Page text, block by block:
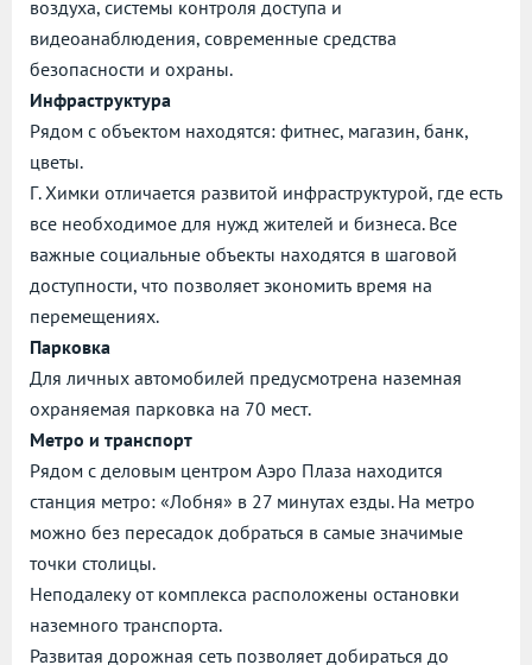
воздуха, системы контроля доступа и
видеоанаблюдения, современные средства
безопасности и охраны.
Инфраструктура
Рядом с объектом находятся: фитнес, магазин, банк,
цветы.
Г. Химки отличается развитой инфраструктурой, где есть
все необходимое для нужд жителей и бизнеса. Все
важные социальные объекты находятся в шаговой
доступности, что позволяет экономить время на
перемещениях.
Парковка
Для личных автомобилей предусмотрена наземная
охраняемая парковка на 70 мест.
Метро и транспорт
Рядом с деловым центром Аэро Плаза находится
станция метро: «Лобня» в 27 минутах езды. На метро
можно без пересадок добраться в самые значимые
точки столицы.
Неподалеку от комплекса расположены остановки
наземного транспорта.
Развитая дорожная сеть позволяет добираться до